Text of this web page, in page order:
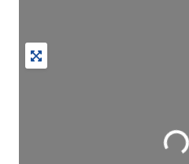
Wird geladen …